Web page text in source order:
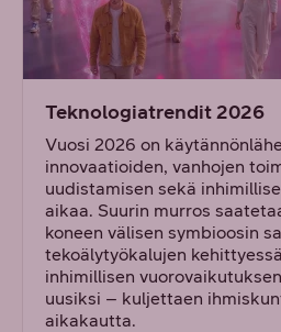
Teknologiatrendit 2026
Vuosi 2026 on
innovaatioiden, vanhojen
uudistamisen sekä
aikaa. Suurin murros
koneen välisen symbioosin
tekoälytyökalujen
inhimillisen
uusiksi – kuljettaen
aikakautta.